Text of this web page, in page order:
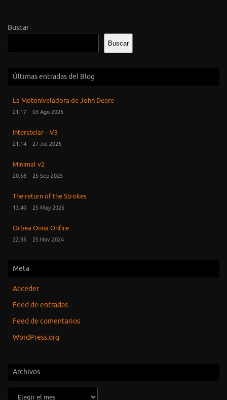
Buscar
Buscar
Últimas entradas del Blog
La Motoniveladora de John Deere
21:17 03 Ago 2026
Interstelar – V3
21:14 27 Jul 2026
Minimal v2
20:58 25 Sep 2025
The return of the Strokes
13:40 25 May 2025
Orbea Onna Onfire
22:35 25 Nov 2024
Meta
Acceder
Feed de entradas
Feed de comentarios
WordPress.org
Archivos